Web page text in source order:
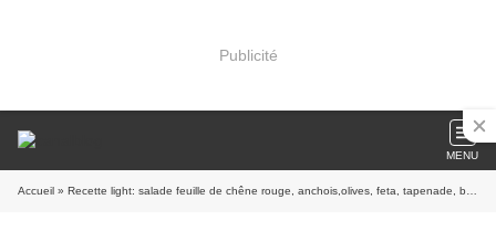
Publicité
MENU
Accueil » Recette light: salade feuille de chêne rouge, anchois,olives, feta, tapenade, basilic, parmesan, fruits